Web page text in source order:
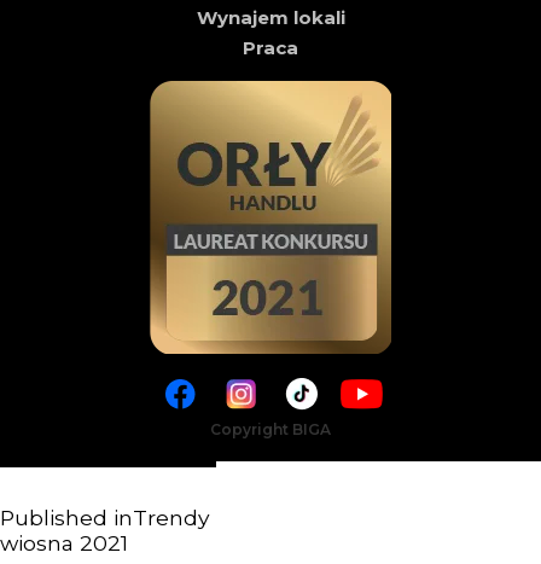
Wynajem lokali
Praca
Copyright BIGA
Published inTrendy
wiosna 2021